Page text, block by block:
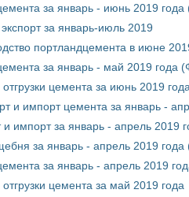
за январь - июнь 2019
за январь-июль 2019
портландцемента в июне
за январь - май 2019 года
цемента за июнь 2019
и импорт цемента за январь -
и импорт за январь - апрель
за январь - апрель 2019
за январь - апрель 2019
цемента за май 2019 года